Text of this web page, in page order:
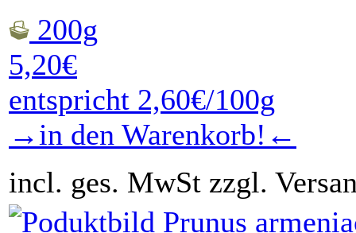
200g
5,20€
entspricht 2,60€/100g
→in den Warenkorb!←
incl. ges. MwSt zzgl.